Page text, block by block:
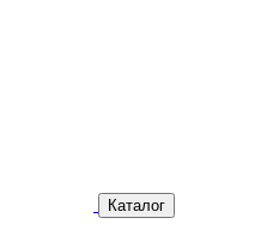
Каталог